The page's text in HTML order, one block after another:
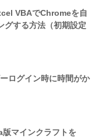
VBAでChromeを自
グする方法（初期設定
ログイン時に時間がか
版マインクラフトを